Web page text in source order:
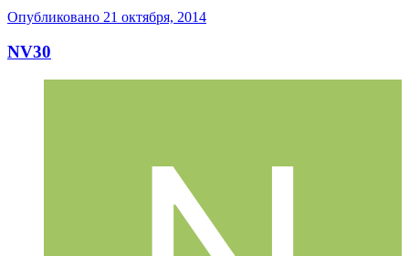
Опубликовано 21 октября, 2014
NV30